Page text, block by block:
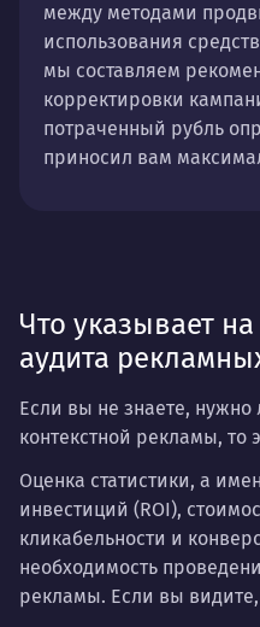
между методами
использования
мы составляем
корректировки
потраченный рубль
приносил вам
Что указывает
аудита
Если вы не знаете,
контекстной рекламы, то
Оценка статистики, а
инвестиций (ROI),
кликабельности и
необходимость
рекламы. Если вы видите,